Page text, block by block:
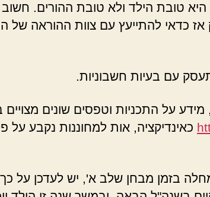
טובת הילד ולא טובת ההורים. חשוב
אז כדאי להתייעץ עם צוות ההוראה
עם בעיות חשבוניות.
מידע על התכניות וטפסים שונים
בזמן מבחן שלב א', יש לעדכן על